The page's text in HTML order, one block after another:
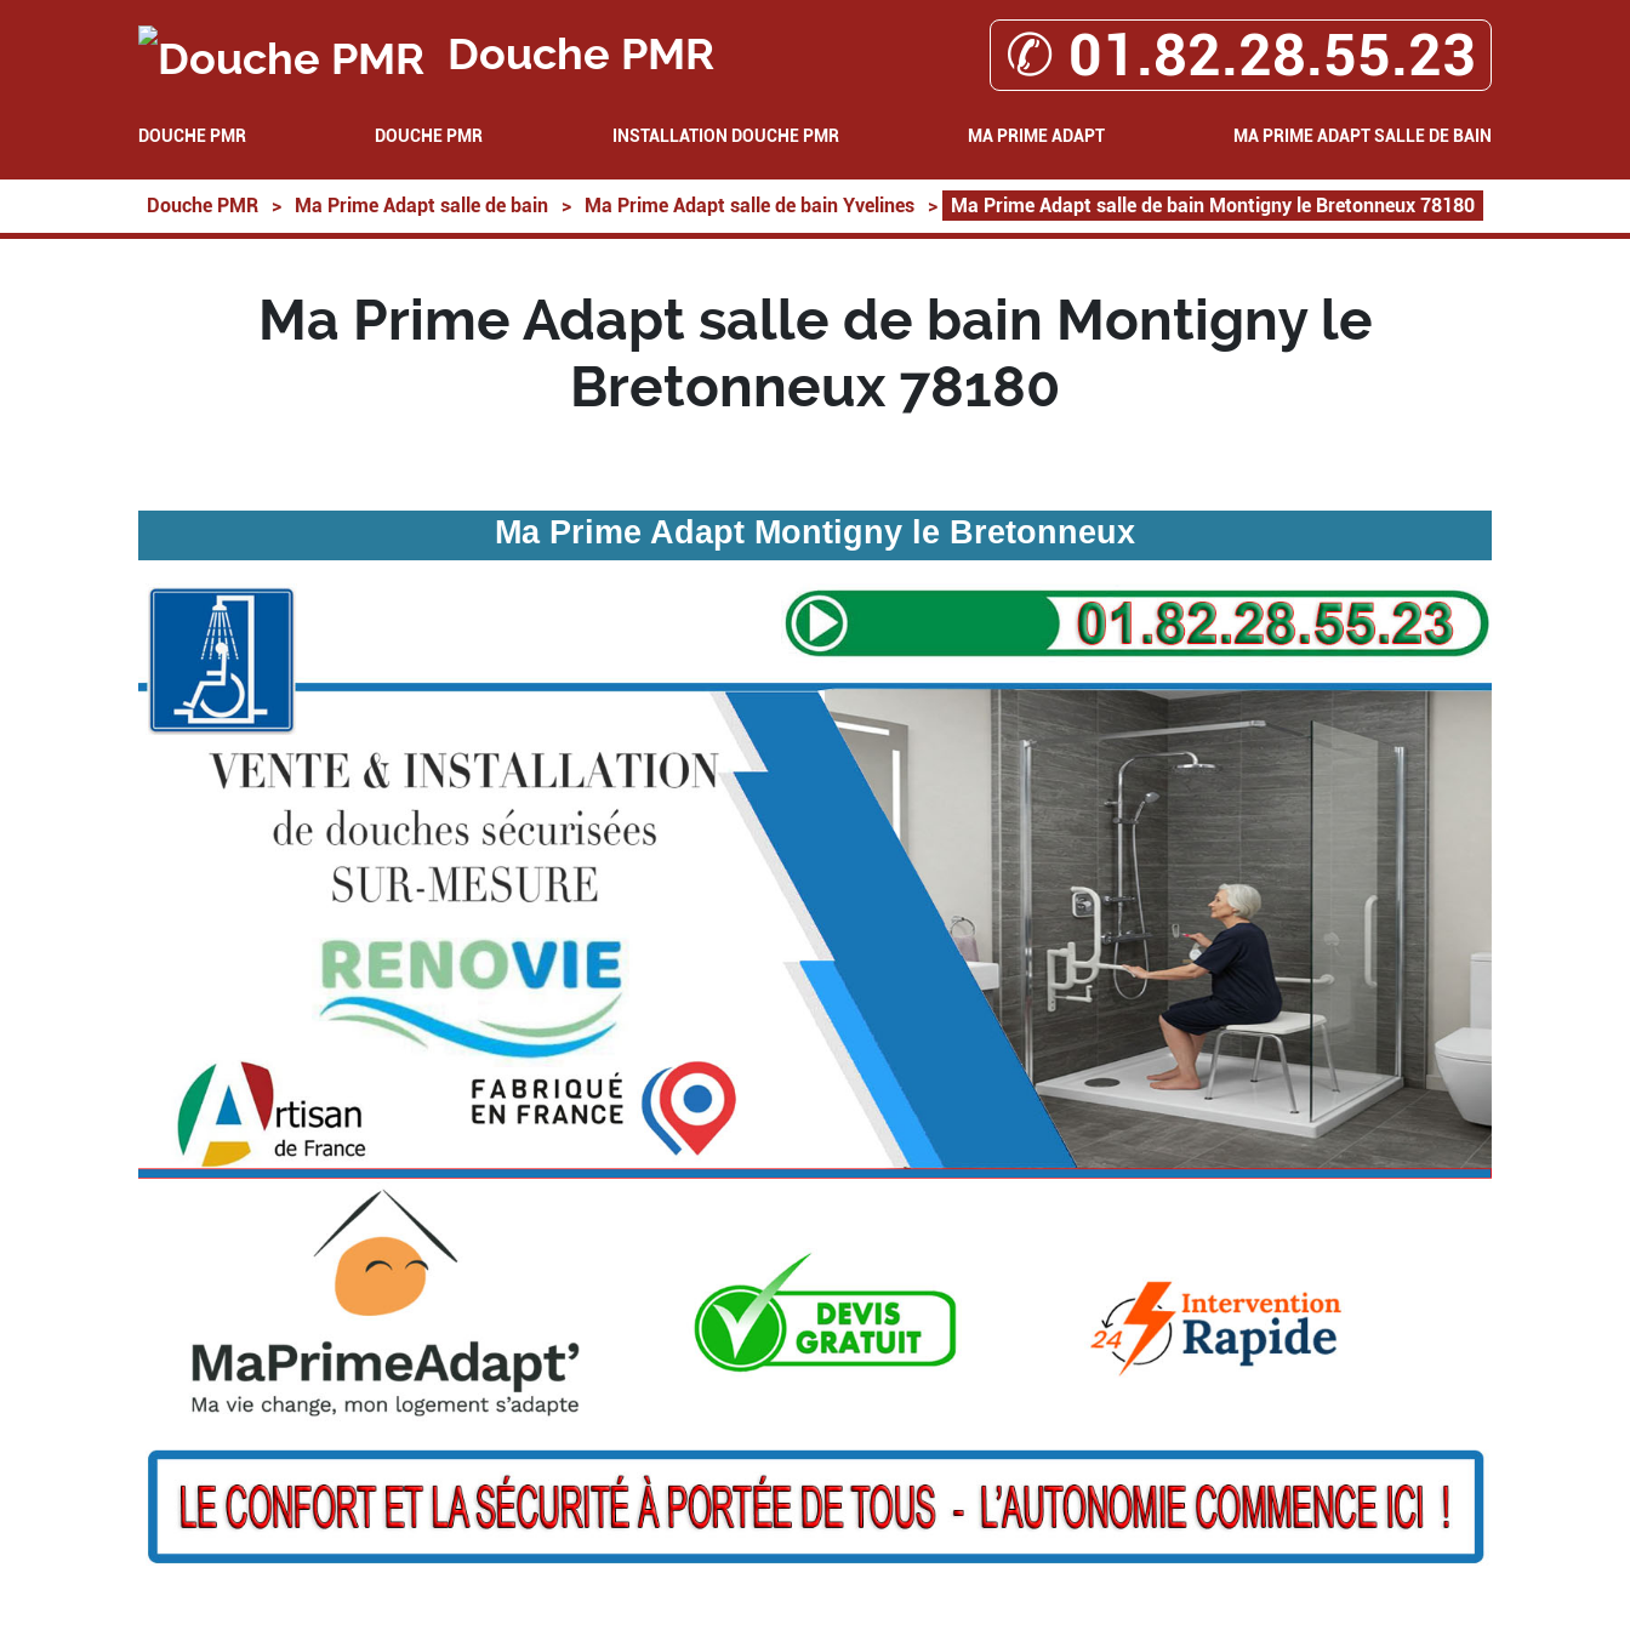
Douche PMR ✆ 01.82.28.55.23
DOUCHE PMR DOUCHE PMR INSTALLATION DOUCHE PMR MA PRIME ADAPT MA PRIME ADAPT SALLE DE BAIN
Douche PMR > Ma Prime Adapt salle de bain > Ma Prime Adapt salle de bain Yvelines > Ma Prime Adapt salle de bain Montigny le Bretonneux 78180
Ma Prime Adapt salle de bain Montigny le
Bretonneux 78180
Ma Prime Adapt Montigny le Bretonneux